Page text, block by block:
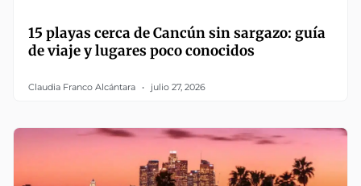
15 playas cerca de Cancún sin sargazo: guía
de viaje y lugares poco conocidos
Claudia Franco Alcántara julio 27, 2026